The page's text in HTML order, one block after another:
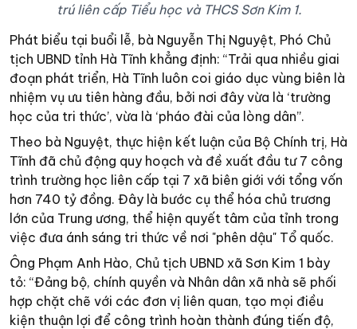
trú liên cấp Tiểu học và THCS Sơn Kim 1.
Phát biểu tại buổi lễ, bà Nguyễn Thị Nguyệt, Phó Chủ
tịch UBND tỉnh Hà Tĩnh khẳng định: “Trải qua nhiều giai
đoạn phát triển, Hà Tĩnh luôn coi giáo dục vùng biên là
nhiệm vụ ưu tiên hàng đầu, bởi nơi đây vừa là ‘trường
học của tri thức’, vừa là ‘pháo đài của lòng dân”.
Theo bà Nguyệt, thực hiện kết luận của Bộ Chính trị, Hà
Tĩnh đã chủ động quy hoạch và đề xuất đầu tư 7 công
trình trường học liên cấp tại 7 xã biên giới với tổng vốn
hơn 740 tỷ đồng. Đây là bước cụ thể hóa chủ trương
lớn của Trung ương, thể hiện quyết tâm của tỉnh trong
việc đưa ánh sáng tri thức về nơi "phên dậu" Tổ quốc.
Ông Phạm Anh Hào, Chủ tịch UBND xã Sơn Kim 1 bày
tỏ: “Đảng bộ, chính quyền và Nhân dân xã nhà sẽ phối
hợp chặt chẽ với các đơn vị liên quan, tạo mọi điều
kiện thuận lợi để công trình hoàn thành đúng tiến độ,